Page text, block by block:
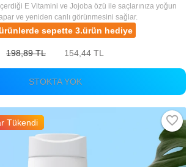
E Vitamini ve Jojoba özü ile saçlarınıza yoğun
ve yeniden canlı görünmesini sağlar.
sepette 3.ürün hediye
198,89 TL 154,44 TL
STOKTA YOK
Tükendi